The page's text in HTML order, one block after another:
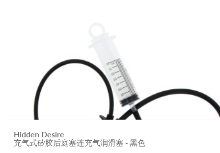
Hidden Desire
充气式矽胶后庭塞连充气润滑塞 - 黑色